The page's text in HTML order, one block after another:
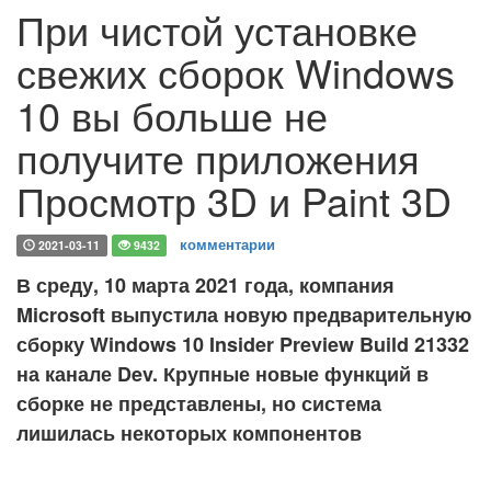
При чистой установке
свежих сборок Windows
10 вы больше не
получите приложения
Просмотр 3D и Paint 3D
2021-03-11 9432 комментарии
В среду, 10 марта 2021 года, компания
Microsoft выпустила новую предварительную
сборку Windows 10 Insider Preview Build 21332
на канале Dev. Крупные новые функций в
сборке не представлены, но система
лишилась некоторых компонентов